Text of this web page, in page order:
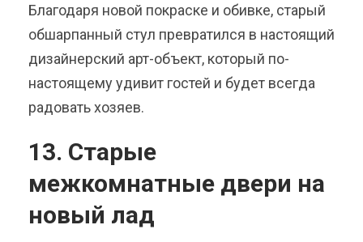
Благодаря новой покраске и обивке, старый
обшарпанный стул превратился в настоящий
дизайнерский арт-объект, который по-
настоящему удивит гостей и будет всегда
радовать хозяев.
13. Старые
межкомнатные двери на
новый лад